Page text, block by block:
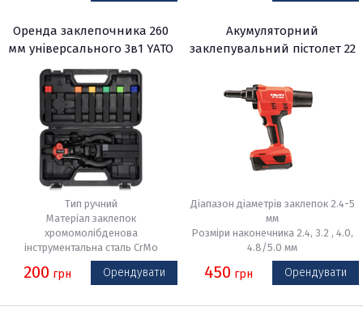
Оренда заклепочника 260
мм універсального 3в1 YATO
YT-36091
Тип ручний
Матеріал заклепок
хромомолібденова
інструментальна сталь CrMo
200 грн Орендувати
Акумуляторний
заклепувальний пістолет 22
Діапазон діаметрів заклепок 2.4-5
мм
Розміри наконечника 2.4, 3.2 , 4.0,
4.8/5.0 мм
450 грн Орендувати